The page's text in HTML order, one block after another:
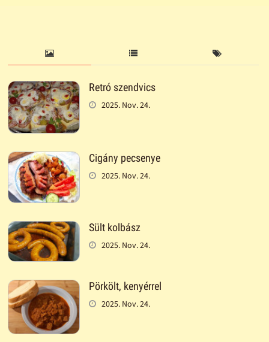
Retró szendvics
2025. Nov. 24.
Cigány pecsenye
2025. Nov. 24.
Sült kolbász
2025. Nov. 24.
Pörkölt, kenyérrel
2025. Nov. 24.